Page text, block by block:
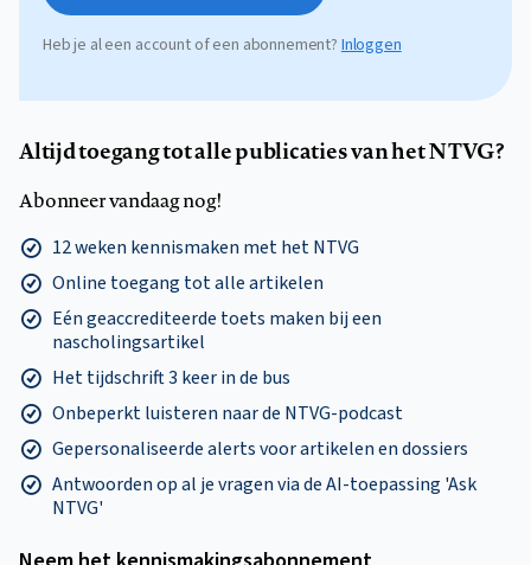
Heb je al een account of een abonnement? Inloggen
Altijd toegang tot alle publicaties van het NTVG?
Abonneer vandaag nog!
12 weken kennismaken met het NTVG
Online toegang tot alle artikelen
Eén geaccrediteerde toets maken bij een
nascholingsartikel
Het tijdschrift 3 keer in de bus
Onbeperkt luisteren naar de NTVG-podcast
Gepersonaliseerde alerts voor artikelen en dossiers
Antwoorden op al je vragen via de AI-toepassing 'Ask
NTVG'